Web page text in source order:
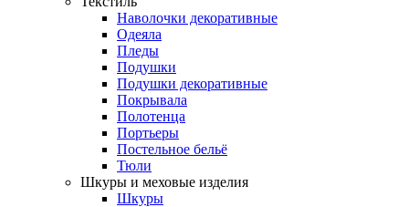
Наволочки декоративные
Одеяла
Пледы
Подушки
Подушки декоративные
Покрывала
Полотенца
Портьеры
Постельное бельё
Тюли
Шкуры и меховые изделия
Шкуры